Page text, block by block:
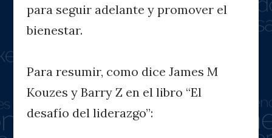
para seguir adelante y promover el
bienestar.
Para resumir, como dice James M
Kouzes y Barry Z en el libro “El
desafío del liderazgo”: